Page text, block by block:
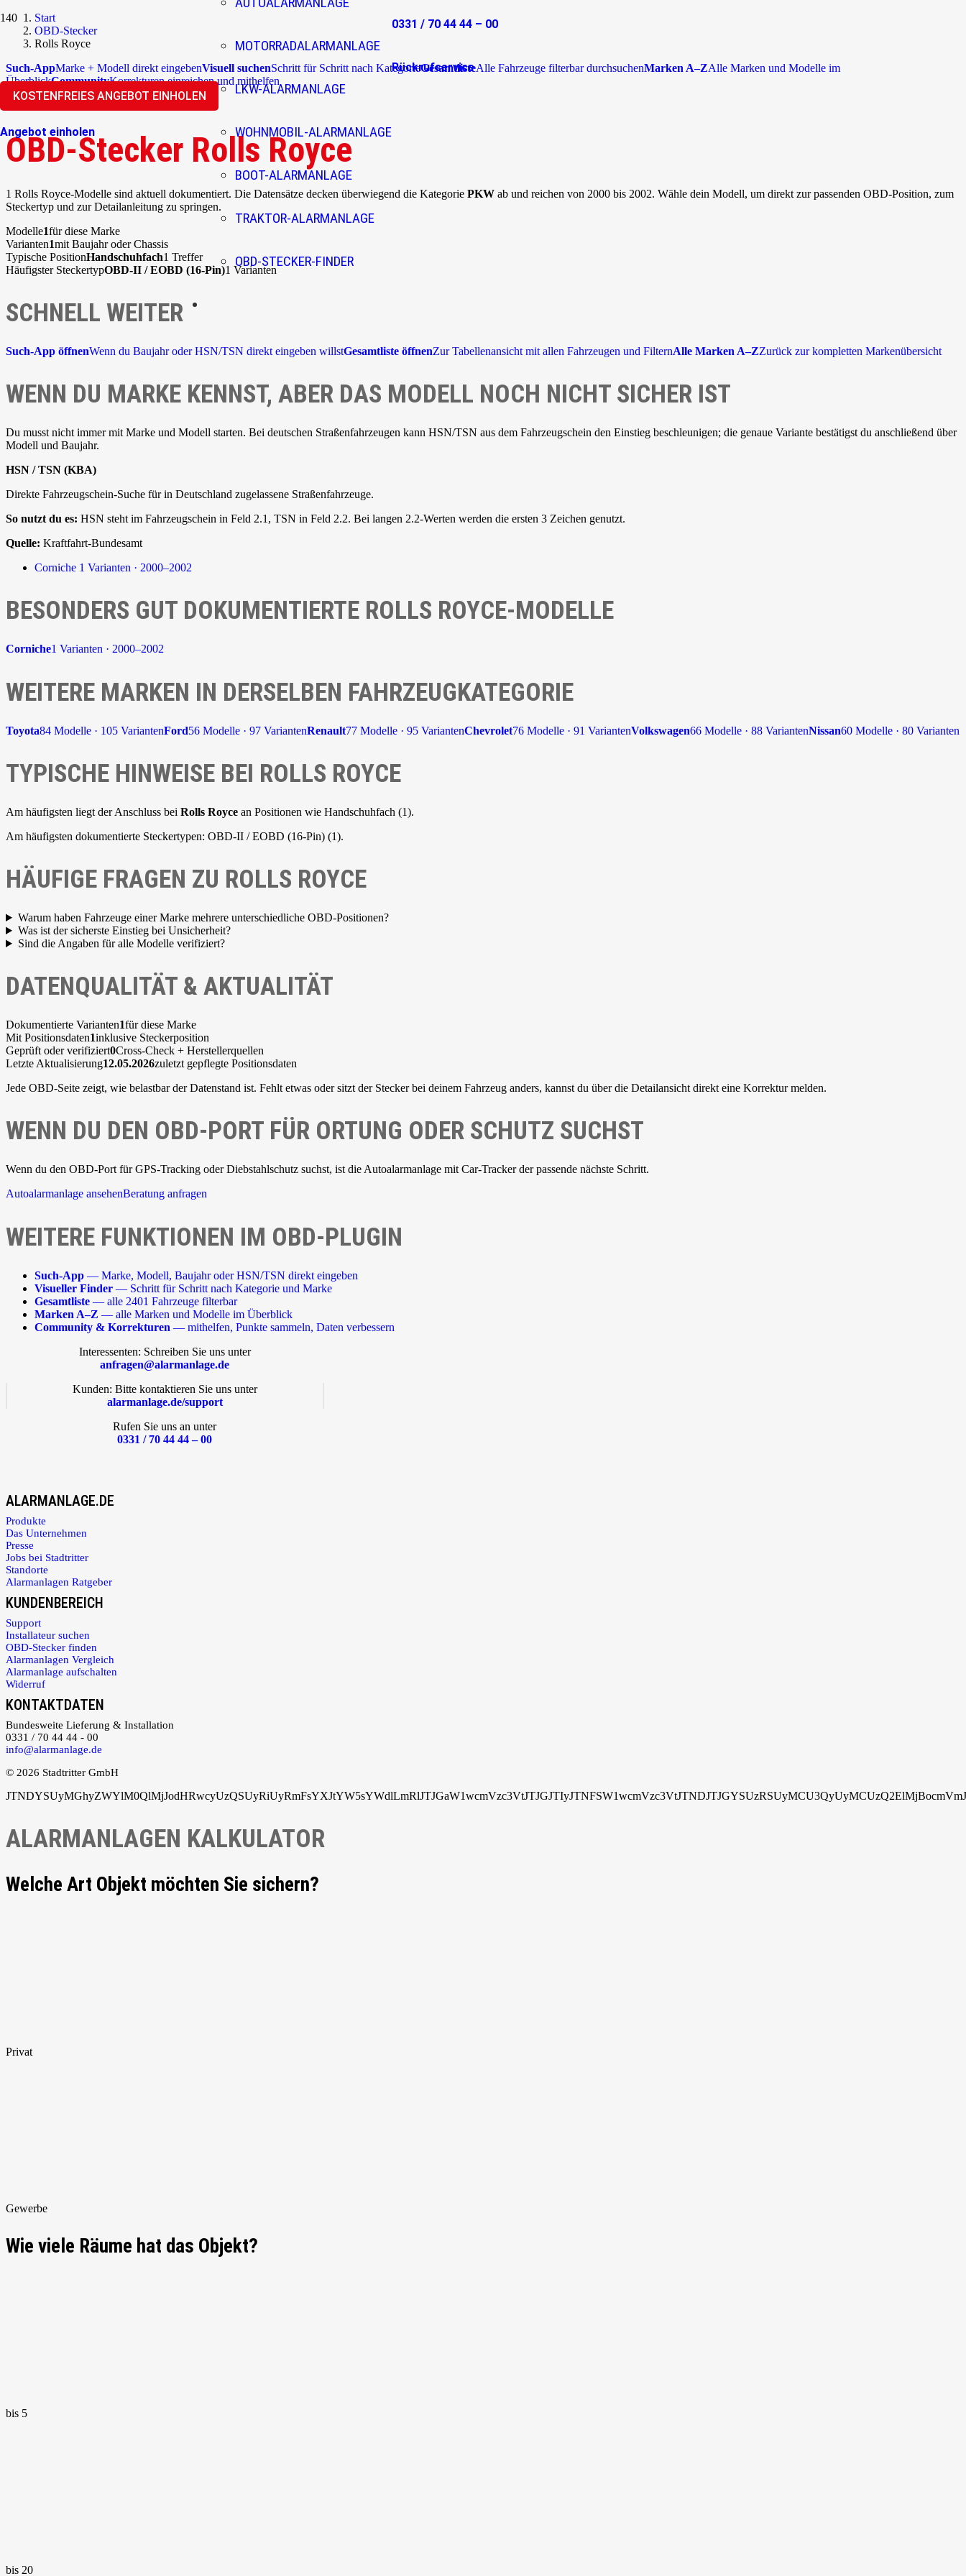
MOTORRADALARMANLAGE
LKW-ALARMANLAGE
WOHNMOBIL-ALARMANLAGE
BOOT-ALARMANLAGE
TRAKTOR-ALARMANLAGE
OBD-STECKER-FINDER
0331 / 70 44 44 – 00
Rückrufservice
KOSTENFREIES ANGEBOT EINHOLEN
Angebot einholen
Start
OBD-Stecker
Rolls Royce
Such-AppMarke + Modell direkt eingebenVisuell suchenSchritt für Schritt nach KategorieGesamtlisteAlle Fahrzeuge filterbar durchsuchenMarken A–ZAlle Marken und Modelle im
ÜberblickCommunityKorrekturen einreichen und mithelfen
OBD-Stecker Rolls Royce
1 Rolls Royce-Modelle sind aktuell dokumentiert. Die Datensätze decken überwiegend die Kategorie PKW ab und reichen von 2000 bis 2002. Wähle dein Modell, um direkt zur passenden OBD-Position, zum
Steckertyp und zur Detailanleitung zu springen.
Modelle1für diese Marke
Varianten1mit Baujahr oder Chassis
Typische PositionHandschuhfach1 Treffer
Häufigster SteckertypOBD-II / EOBD (16-Pin)1 Varianten
SCHNELL WEITER
Such-App öffnenWenn du Baujahr oder HSN/TSN direkt eingeben willstGesamtliste öffnenZur Tabellenansicht mit allen Fahrzeugen und FilternAlle Marken A–ZZurück zur kompletten Markenübersicht
WENN DU MARKE KENNST, ABER DAS MODELL NOCH NICHT SICHER IST
Du musst nicht immer mit Marke und Modell starten. Bei deutschen Straßenfahrzeugen kann HSN/TSN aus dem Fahrzeugschein den Einstieg beschleunigen; die genaue Variante bestätigst du anschließend über
Modell und Baujahr.
HSN / TSN (KBA)
Direkte Fahrzeugschein-Suche für in Deutschland zugelassene Straßenfahrzeuge.
So nutzt du es: HSN steht im Fahrzeugschein in Feld 2.1, TSN in Feld 2.2. Bei langen 2.2-Werten werden die ersten 3 Zeichen genutzt.
Quelle: Kraftfahrt-Bundesamt
Corniche 1 Varianten · 2000–2002
BESONDERS GUT DOKUMENTIERTE ROLLS ROYCE-MODELLE
Corniche1 Varianten · 2000–2002
WEITERE MARKEN IN DERSELBEN FAHRZEUGKATEGORIE
Toyota84 Modelle · 105 VariantenFord56 Modelle · 97 VariantenRenault77 Modelle · 95 VariantenChevrolet76 Modelle · 91 VariantenVolkswagen66 Modelle · 88 VariantenNissan60 Modelle · 80 Varianten
TYPISCHE HINWEISE BEI ROLLS ROYCE
Am häufigsten liegt der Anschluss bei Rolls Royce an Positionen wie Handschuhfach (1).
Am häufigsten dokumentierte Steckertypen: OBD-II / EOBD (16-Pin) (1).
HÄUFIGE FRAGEN ZU ROLLS ROYCE
Warum haben Fahrzeuge einer Marke mehrere unterschiedliche OBD-Positionen?
Was ist der sicherste Einstieg bei Unsicherheit?
Sind die Angaben für alle Modelle verifiziert?
DATENQUALITÄT & AKTUALITÄT
Dokumentierte Varianten1für diese Marke
Mit Positionsdaten1inklusive Steckerposition
Geprüft oder verifiziert0Cross-Check + Herstellerquellen
Letzte Aktualisierung12.05.2026zuletzt gepflegte Positionsdaten
Jede OBD-Seite zeigt, wie belastbar der Datenstand ist. Fehlt etwas oder sitzt der Stecker bei deinem Fahrzeug anders, kannst du über die Detailansicht direkt eine Korrektur melden.
WENN DU DEN OBD-PORT FÜR ORTUNG ODER SCHUTZ SUCHST
Wenn du den OBD-Port für GPS-Tracking oder Diebstahlschutz suchst, ist die Autoalarmanlage mit Car-Tracker der passende nächste Schritt.
Autoalarmanlage ansehenBeratung anfragen
WEITERE FUNKTIONEN IM OBD-PLUGIN
Such-App — Marke, Modell, Baujahr oder HSN/TSN direkt eingeben
Visueller Finder — Schritt für Schritt nach Kategorie und Marke
Gesamtliste — alle 2401 Fahrzeuge filterbar
Marken A–Z — alle Marken und Modelle im Überblick
Community & Korrekturen — mithelfen, Punkte sammeln, Daten verbessern
Interessenten: Schreiben Sie uns unter
anfragen@alarmanlage.de
Kunden: Bitte kontaktieren Sie uns unter
alarmanlage.de/support
Rufen Sie uns an unter
0331 / 70 44 44 – 00
ALARMANLAGE.DE
Produkte
Das Unternehmen
Presse
Jobs bei Stadtritter
Standorte
Alarmanlagen Ratgeber
KUNDENBEREICH
Support
Installateur suchen
OBD-Stecker finden
Alarmanlagen Vergleich
Alarmanlage aufschalten
Widerruf
KONTAKTDATEN
Bundesweite Lieferung & Installation
0331 / 70 44 44 - 00
info@alarmanlage.de
© 2026 Stadtritter GmbH
ALARMANLAGEN KALKULATOR
Welche Art Objekt möchten Sie sichern?
Privat
Gewerbe
Wie viele Räume hat das Objekt?
bis 5
bis 20